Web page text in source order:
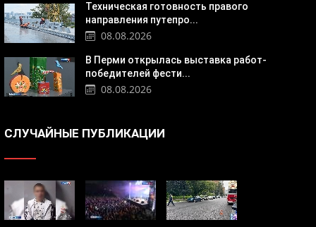
Техническая готовность правого
направления путепро...
08.08.2026
В Перми открылась выставка работ-
победителей фести...
08.08.2026
СЛУЧАЙНЫЕ ПУБЛИКАЦИИ